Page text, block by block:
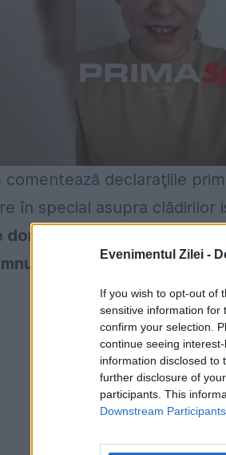
Evenimentul Zilei -
If you wish to opt-out of
sensitive information for
confirm your selection.
continue seeing
information disclosed to
further disclosure of
participants. This
Downstream Participants
comentează declaraţiile
în special asupra clădirilor
Robu de ce a picat
acela nou-nouţ, cu